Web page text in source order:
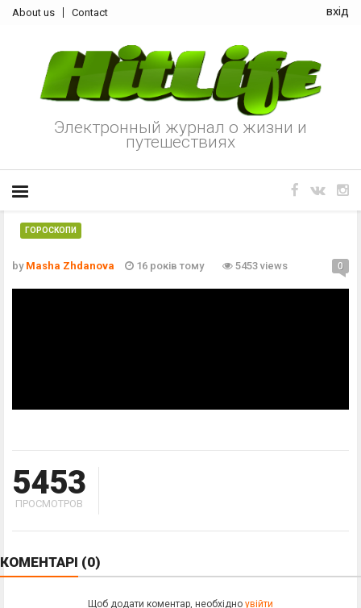
About us Contact вхід
Электронный журнал о жизни и
путешествиях
ГОРОСКОПИ
by Masha Zhdanova 16 років тому 5453 views 0
5453
ПРОСМОТРОВ
КОМЕНТАРІ (0)
Щоб додати коментар, необхідно увійти